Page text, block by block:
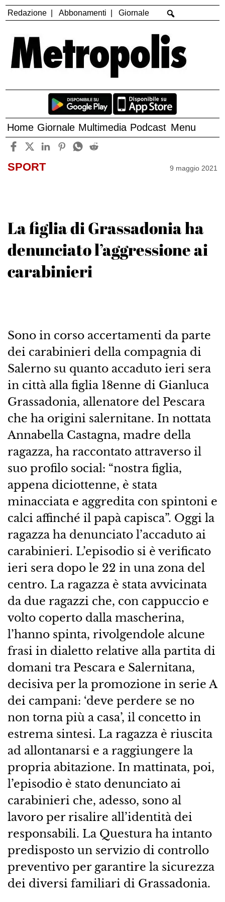
Redazione Abbonamenti Giornale
Home Giornale Multimedia Podcast Menu
SPORT 9 maggio 2021
La figlia di Grassadonia ha
denunciato l’aggressione ai
carabinieri
Sono in corso accertamenti da parte
dei carabinieri della compagnia di
Salerno su quanto accaduto ieri sera
in città alla figlia 18enne di Gianluca
Grassadonia, allenatore del Pescara
che ha origini salernitane. In nottata
Annabella Castagna, madre della
ragazza, ha raccontato attraverso il
suo profilo social: “nostra figlia,
appena diciottenne, è stata
minacciata e aggredita con spintoni e
calci affinché il papà capisca”. Oggi la
ragazza ha denunciato l’accaduto ai
carabinieri. L’episodio si è verificato
ieri sera dopo le 22 in una zona del
centro. La ragazza è stata avvicinata
da due ragazzi che, con cappuccio e
volto coperto dalla mascherina,
l’hanno spinta, rivolgendole alcune
frasi in dialetto relative alla partita di
domani tra Pescara e Salernitana,
decisiva per la promozione in serie A
dei campani: ‘deve perdere se no
non torna più a casa’, il concetto in
estrema sintesi. La ragazza è riuscita
ad allontanarsi e a raggiungere la
propria abitazione. In mattinata, poi,
l’episodio è stato denunciato ai
carabinieri che, adesso, sono al
lavoro per risalire all’identità dei
responsabili. La Questura ha intanto
predisposto un servizio di controllo
preventivo per garantire la sicurezza
dei diversi familiari di Grassadonia.